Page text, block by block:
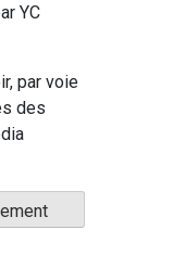
YC
par voie
des